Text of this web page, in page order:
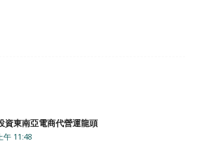
資東南亞電商代營運龍頭
午 11:48